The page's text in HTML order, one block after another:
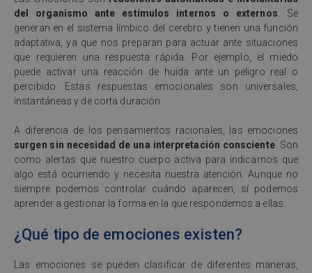
del organismo ante estímulos internos o externos. Se
generan en el sistema límbico del cerebro y tienen una función
adaptativa, ya que nos preparan para actuar ante situaciones
que requieren una respuesta rápida. Por ejemplo, el miedo
puede activar una reacción de huida ante un peligro real o
percibido. Estas respuestas emocionales son universales,
instantáneas y de corta duración.
A diferencia de los pensamientos racionales, las emociones
surgen sin necesidad de una interpretación consciente. Son
como alertas que nuestro cuerpo activa para indicarnos que
algo está ocurriendo y necesita nuestra atención. Aunque no
siempre podemos controlar cuándo aparecen, sí podemos
aprender a gestionar la forma en la que respondemos a ellas.
¿Qué tipo de emociones existen?
Las emociones se pueden clasificar de diferentes maneras,